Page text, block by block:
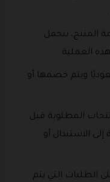
المنتج، يتحمل
العملية.
إلى 50 ريالًا سعوديًا ويتم خصمها أو
المطلوبة قبل
الاستبدال أو
الطلبات التي يتم